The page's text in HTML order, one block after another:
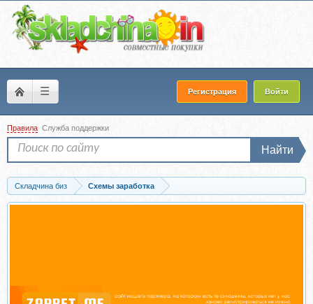
☰ Регистрация Войти
Правила Служба поддержки
Найти
Складчина биз
Схемы заработка
Скачать Схема заработка от 50$ в день без вложений (Ranger)